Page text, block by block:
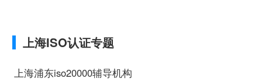
上海ISO认证专题
上海浦东iso20000辅导机构